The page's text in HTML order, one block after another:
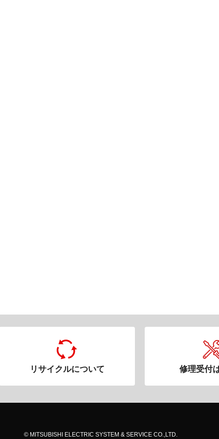
リサイクルについて 修理受付
© MITSUBISHI ELECTRIC SYSTEM & SERVICE CO.,LTD.